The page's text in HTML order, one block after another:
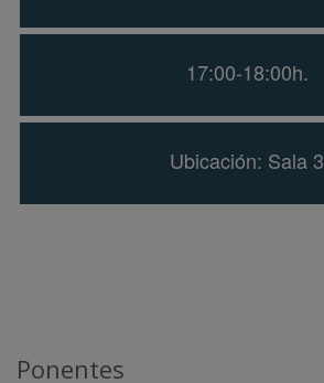
17:00-18:00h.
Ubicación: Sala 3
Ponentes